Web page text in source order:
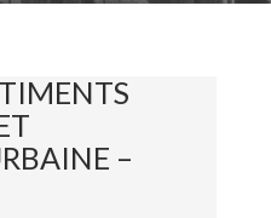
–